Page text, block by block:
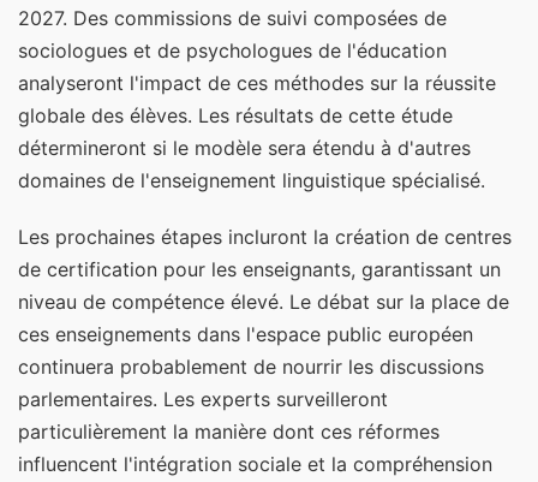
2027. Des commissions de suivi composées de
sociologues et de psychologues de l'éducation
analyseront l'impact de ces méthodes sur la réussite
globale des élèves. Les résultats de cette étude
détermineront si le modèle sera étendu à d'autres
domaines de l'enseignement linguistique spécialisé.
Les prochaines étapes incluront la création de centres
de certification pour les enseignants, garantissant un
niveau de compétence élevé. Le débat sur la place de
ces enseignements dans l'espace public européen
continuera probablement de nourrir les discussions
parlementaires. Les experts surveilleront
particulièrement la manière dont ces réformes
influencent l'intégration sociale et la compréhension